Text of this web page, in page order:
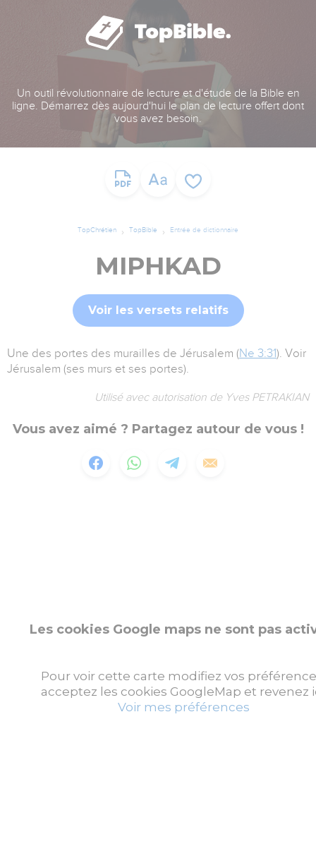
Un outil révolutionnaire de lecture et d'étude de la Bible en
ligne. Démarrez dès aujourd'hui le plan de lecture offert dont
vous avez besoin.
TopChrétien TopBible Entrée de dictionnaire
MIPHKAD
Voir les versets relatifs
Une des portes des murailles de Jérusalem (Ne 3:31). Voir
Jérusalem (ses murs et ses portes).
Utilisé avec autorisation de Yves PETRAKIAN
Vous avez aimé ? Partagez autour de vous !
Les cookies Google maps ne sont pas
Pour voir cette carte modifiez vos
acceptez les cookies GoogleMap et revenez
Voir mes préférences